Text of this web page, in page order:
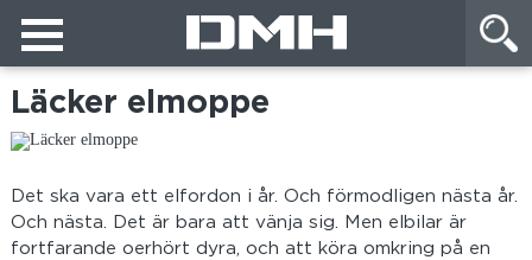
Läcker elmoppe
Det ska vara ett elfordon i år. Och förmodligen nästa år.
Och nästa. Det är bara att vänja sig. Men elbilar är
fortfarande oerhört dyra, och att köra omkring på en